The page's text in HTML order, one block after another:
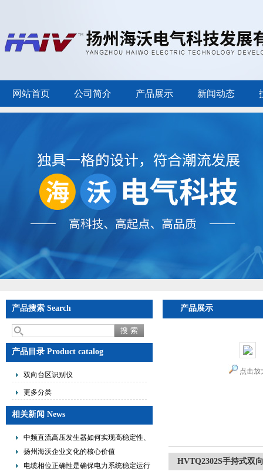
网站首页 公司简介 产品展示 新闻动态
产品搜索 Search
产品目录 Product catalog
双向台区识别仪
更多分类
相关新闻 News
中频直流高压发生器如何实现高稳定性、
低纹波与便携式设计？
扬州海沃企业文化的核心价值
电缆相位正确性是确保电力系统稳定运行
产品展示
点击放
HVTQ2302S手持式双